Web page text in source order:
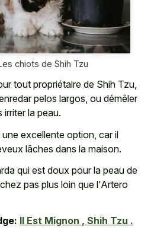
chiots de Shih Tzu
tout propriétaire de Shih Tzu,
pelos largos, ou démêler
la peau.
excellente option, car il
lâches dans la maison.
qui est doux pour la peau de
pas plus loin que l'Artero
Il Est Mignon , Shih Tzu .